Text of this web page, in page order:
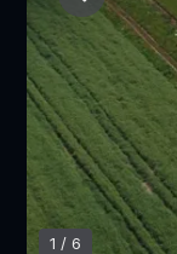
1 / 6